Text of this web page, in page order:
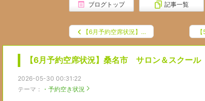
ブログトップ 記事一覧
【6月予約空席状況】…
【6月予約空席状況】桑名市 サロン＆スクー
2026-05-30 00:31:22
テーマ：
・予約空き状況